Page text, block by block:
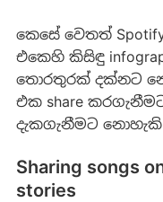
කෙසේ වෙතත්
එකෙහි කිසිඳු
තොරතුරක් දක්නට
එක share
දැකගැනීමට නොහැකි
Sharing songs
stories